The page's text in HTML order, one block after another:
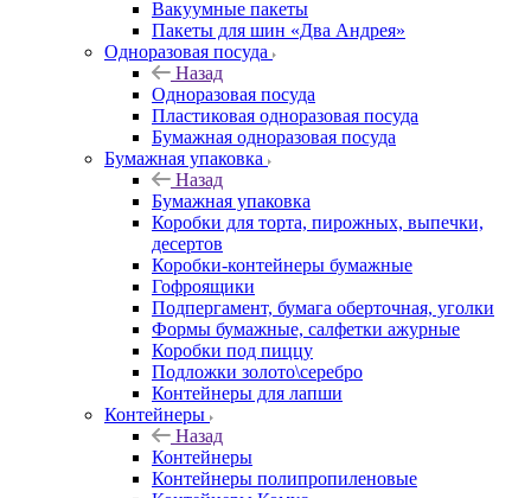
Вакуумные пакеты
Пакеты для шин «Два Андрея»
Одноразовая посуда
Назад
Одноразовая посуда
Пластиковая одноразовая посуда
Бумажная одноразовая посуда
Бумажная упаковка
Назад
Бумажная упаковка
Коробки для торта, пирожных, выпечки,
десертов
Коробки-контейнеры бумажные
Гофроящики
Подпергамент, бумага оберточная, уголки
Формы бумажные, салфетки ажурные
Коробки под пиццу
Подложки золото\серебро
Контейнеры для лапши
Контейнеры
Назад
Контейнеры
Контейнеры полипропиленовые